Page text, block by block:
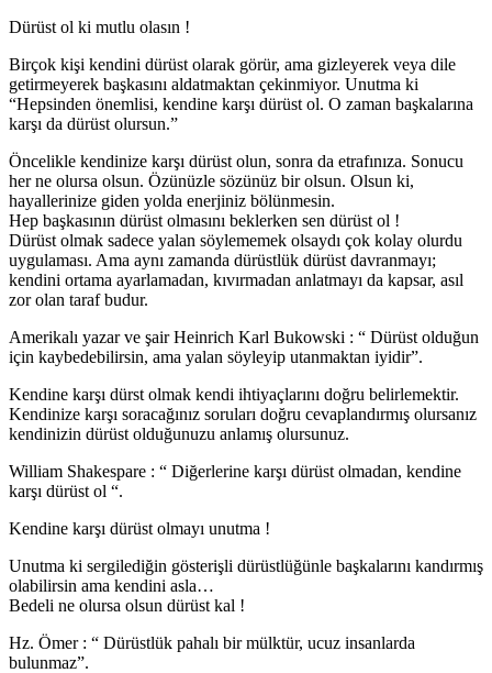
Dürüst ol ki mutlu olasın !
Birçok kişi kendini dürüst olarak görür, ama gizleyerek veya dile
getirmeyerek başkasını aldatmaktan çekinmiyor. Unutma ki
“Hepsinden önemlisi, kendine karşı dürüst ol. O zaman başkalarına
karşı da dürüst olursun.”
Öncelikle kendinize karşı dürüst olun, sonra da etrafınıza. Sonucu
her ne olursa olsun. Özünüzle sözünüz bir olsun. Olsun ki,
hayallerinize giden yolda enerjiniz bölünmesin.
Hep başkasının dürüst olmasını beklerken sen dürüst ol !
Dürüst olmak sadece yalan söylememek olsaydı çok kolay olurdu
uygulaması. Ama aynı zamanda dürüstlük dürüst davranmayı;
kendini ortama ayarlamadan, kıvırmadan anlatmayı da kapsar, asıl
zor olan taraf budur.
Amerikalı yazar ve şair Heinrich Karl Bukowski : “ Dürüst olduğun
için kaybedebilirsin, ama yalan söyleyip utanmaktan iyidir”.
Kendine karşı dürst olmak kendi ihtiyaçlarını doğru belirlemektir.
Kendinize karşı soracağınız soruları doğru cevaplandırmış olursanız
kendinizin dürüst olduğunuzu anlamış olursunuz.
William Shakespare : “ Diğerlerine karşı dürüst olmadan, kendine
karşı dürüst ol “.
Kendine karşı dürüst olmayı unutma !
Unutma ki sergilediğin gösterişli dürüstlüğünle başkalarını kandırmış
olabilirsin ama kendini asla…
Bedeli ne olursa olsun dürüst kal !
Hz. Ömer : “ Dürüstlük pahalı bir mülktür, ucuz insanlarda
bulunmaz”.